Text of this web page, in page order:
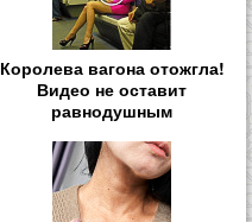
Королева вагона отожгла!
Видео не оставит
равнодушным